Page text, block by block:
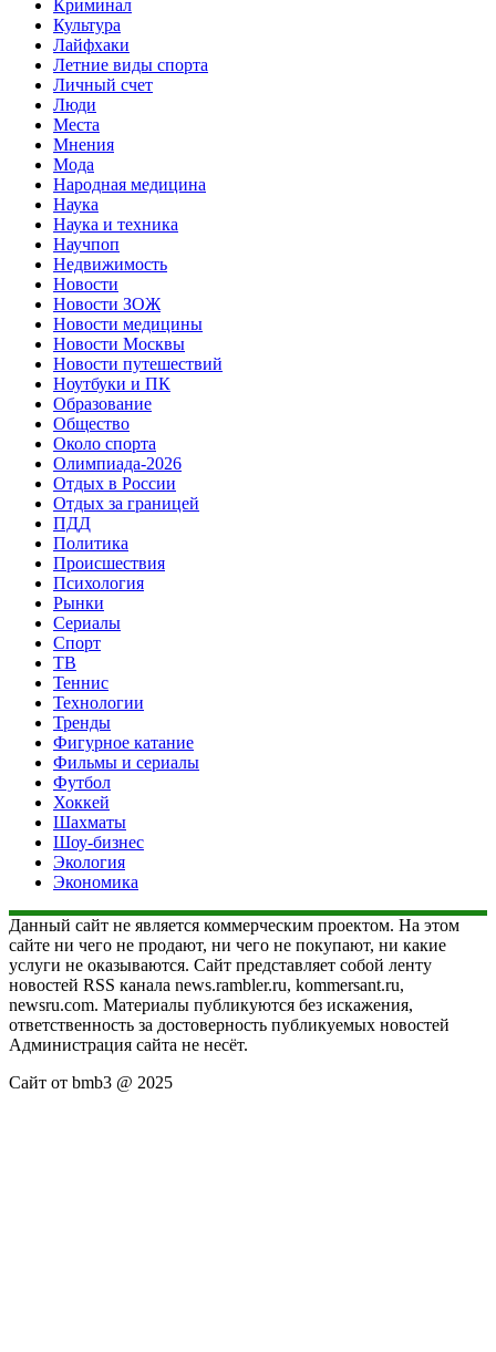
Криминал
Культура
Лайфхаки
Летние виды спорта
Личный счет
Люди
Места
Мнения
Мода
Народная медицина
Наука
Наука и техника
Научпоп
Недвижимость
Новости
Новости ЗОЖ
Новости медицины
Новости Москвы
Новости путешествий
Ноутбуки и ПК
Образование
Общество
Около спорта
Олимпиада-2026
Отдых в России
Отдых за границей
ПДД
Политика
Происшествия
Психология
Рынки
Сериалы
Спорт
ТВ
Теннис
Технологии
Тренды
Фигурное катание
Фильмы и сериалы
Футбол
Хоккей
Шахматы
Шоу-бизнес
Экология
Экономика
Данный сайт не является коммерческим проектом. На этом
сайте ни чего не продают, ни чего не покупают, ни какие
услуги не оказываются. Сайт представляет собой ленту
новостей RSS канала news.rambler.ru, kommersant.ru,
newsru.com. Материалы публикуются без искажения,
ответственность за достоверность публикуемых новостей
Администрация сайта не несёт.
Сайт от bmb3 @ 2025